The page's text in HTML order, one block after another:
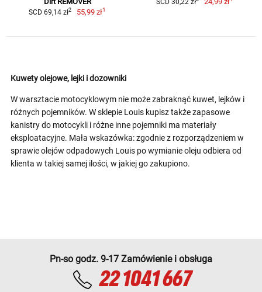
SCD 69,14 zł2 55,99 zł1
Kuwety olejowe, lejki i dozowniki
W warsztacie motocyklowym nie może zabraknąć kuwet, lejków i
różnych pojemników. W sklepie Louis kupisz także zapasowe
kanistry do motocykli i różne inne pojemniki ma materiały
eksploatacyjne. Mała wskazówka: zgodnie z rozporządzeniem w
sprawie olejów odpadowych Louis po wymianie oleju odbiera od
klienta w takiej samej ilości, w jakiej go zakupiono.
Pn-so godz. 9-17 Zamówienie i obsługa
22 1041 667